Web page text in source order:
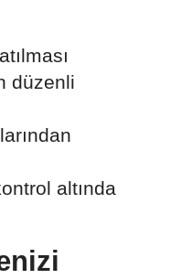
düzenli
altında